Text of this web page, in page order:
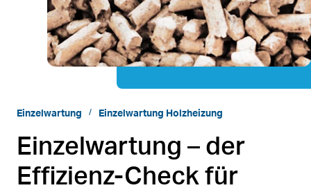
Einzelwartung Einzelwartung Holzheizung
Einzelwartung – der
Effizienz-Check für